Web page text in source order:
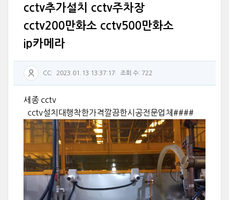
cctv추가설치 cctv주차장
cctv200만화소 cctv500만화소
ip카메라
CC 2023.01.13 13:37:17 조회 수: 722
세종 cctv
cctv설치대행착한가격깔끔한시공전문업체####